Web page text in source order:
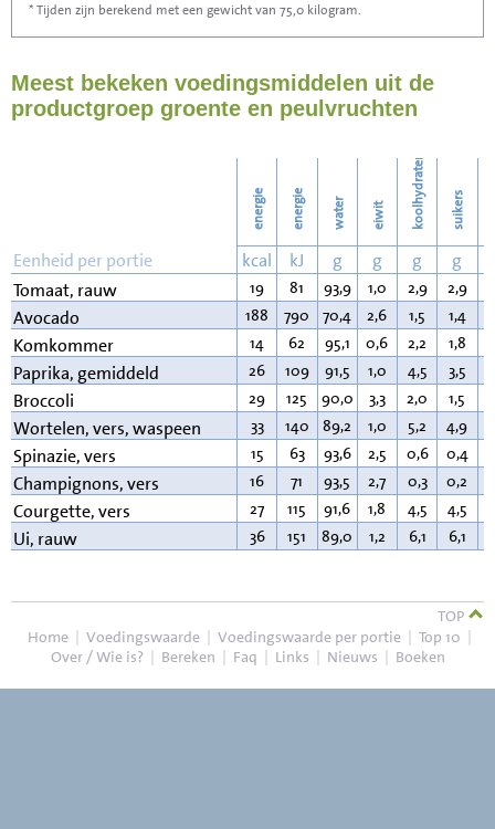
Stofzuigen
Strijken
8
* Tijden zijn berekend met een gewicht van 75,0 kilogram.
Meest bekeken voedingsmiddelen uit de
productgroep groente en peulvruchten
energie energie water eiwit koolhydraten suikers
Eenheid per portie kcal kJ g g g g
Tomaat, rauw
19 81 93,9 1,0 2,9 2,9
Avocado 188 790 70,4 2,6 1,5 1,4
Komkommer 14 62 95,1 0,6 2,2 1,8
Paprika, gemiddeld 26 109 91,5 1,0 4,5 3,5
Broccoli 29 125 90,0 3,3 2,0 1,5
Wortelen, vers, waspeen 33 140 89,2 1,0 5,2 4,9
Spinazie, vers 15 63 93,6 2,5 0,6 0,4
Champignons, vers 16 71 93,5 2,7 0,3 0,2
Courgette, vers 27 115 91,6 1,8 4,5 4,5
Ui, rauw 36 151 89,0 1,2 6,1 6,1
TOP
Home | Voedingswaarde | Voedingswaarde per portie | Top 10 |
Over / Wie is? | Bereken | Faq | Links | Nieuws | Boeken